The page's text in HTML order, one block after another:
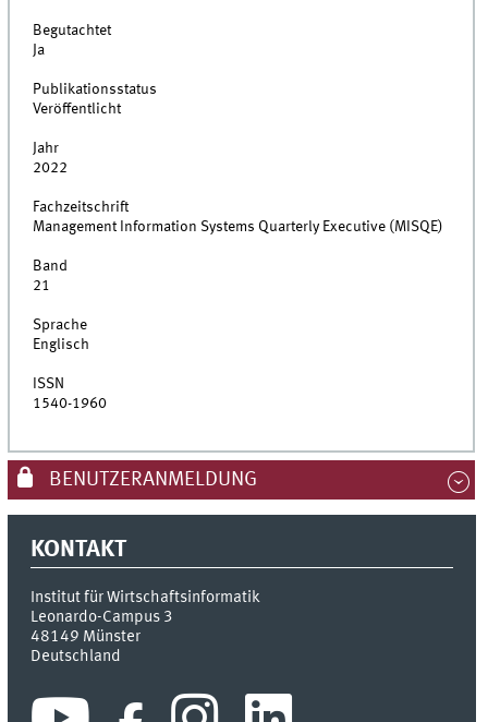
Begutachtet
Ja
Publikationsstatus
Veröffentlicht
Jahr
2022
Fachzeitschrift
Management Information Systems Quarterly Executive (MISQE)
Band
21
Sprache
Englisch
ISSN
1540-1960
BENUTZERANMELDUNG
KONTAKT
Institut für Wirtschaftsinformatik
Leonardo-Campus 3
48149 Münster
Deutschland